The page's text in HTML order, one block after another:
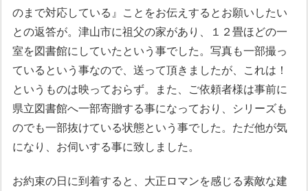
のまで対応している』ことをお伝えするとお願いしたい
との返答が。津山市に祖父の家があり、１２畳ほどの一
室を図書館にしていたという事でした。写真も一部撮っ
ているという事なので、送って頂きましたが、これは！
というものは映っておらず。また、ご依頼者様は事前に
県立図書館へ一部寄贈する事になっており、シリーズも
のでも一部抜けている状態という事でした。ただ他が気
になり、お伺いする事に致しました。
お約束の日に到着すると、大正ロマンを感じる素敵な建